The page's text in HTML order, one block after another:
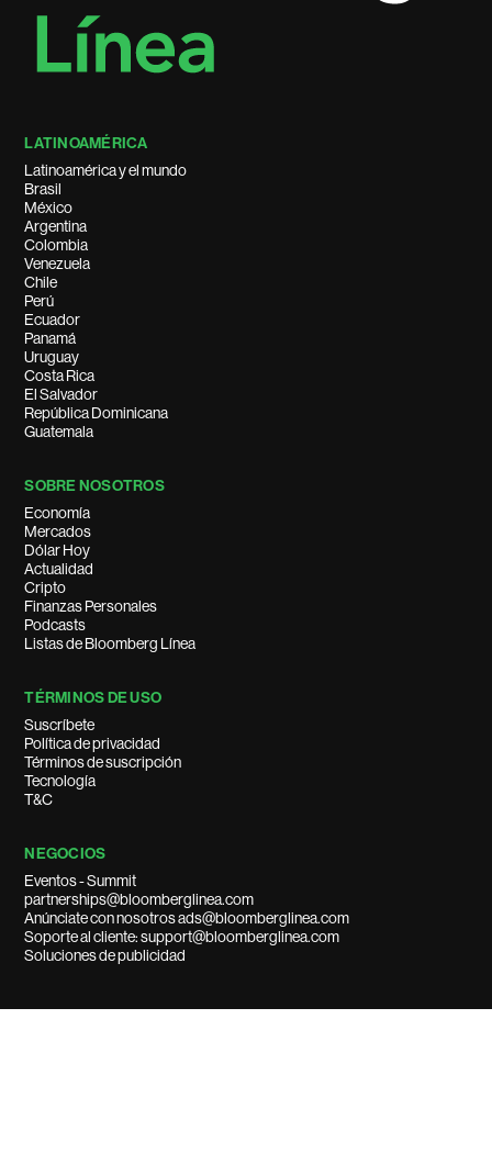
LATINOAMÉRICA
Latinoamérica y el mundo
Brasil
México
Argentina
Colombia
Venezuela
Chile
Perú
Ecuador
Panamá
Uruguay
Costa Rica
El Salvador
República Dominicana
Guatemala
SOBRE NOSOTROS
Economía
Mercados
Dólar Hoy
Actualidad
Cripto
Finanzas Personales
Podcasts
Listas de Bloomberg Línea
TÉRMINOS DE USO
Suscríbete
Política de privacidad
Términos de suscripción
Tecnología
T&C
NEGOCIOS
Eventos - Summit
partnerships@bloomberglinea.com
Anúnciate con nosotros ads@bloomberglinea.com
Soporte al cliente: support@bloomberglinea.com
Soluciones de publicidad